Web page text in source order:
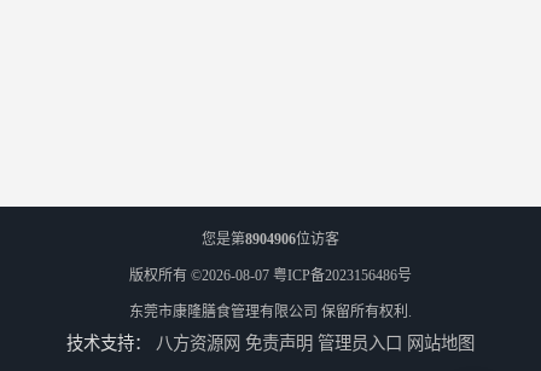
您是第8904906位访客
版权所有 ©2026-08-07 粤ICP备2023156486号
东莞市康隆膳食管理有限公司 保留所有权利.
技术支持： 八方资源网 免责声明 管理员入口 网站地图